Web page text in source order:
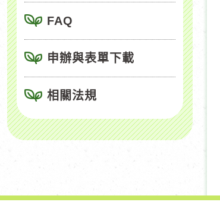
FAQ
申辦與表單下載
相關法規